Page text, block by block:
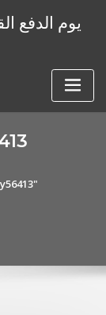
يوم الدفع